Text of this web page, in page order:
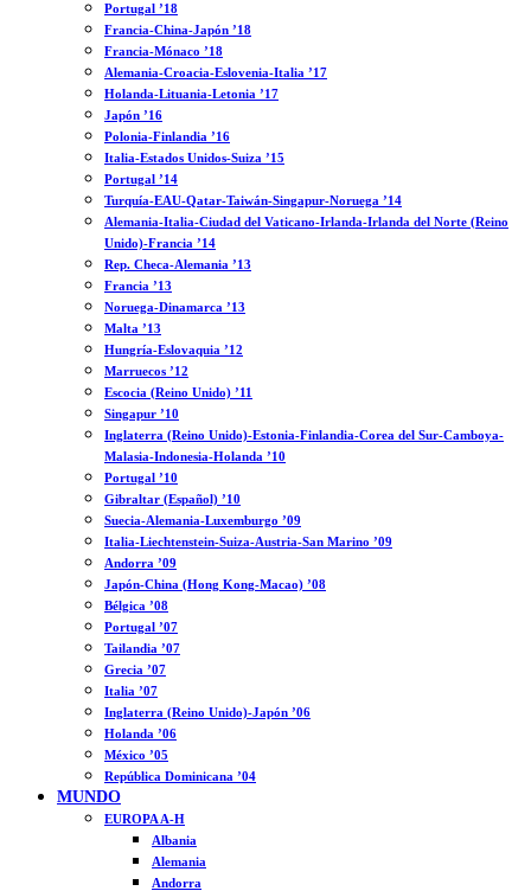
Portugal ’18
Francia-China-Japón ’18
Francia-Mónaco ’18
Alemania-Croacia-Eslovenia-Italia ’17
Holanda-Lituania-Letonia ’17
Japón ’16
Polonia-Finlandia ’16
Italia-Estados Unidos-Suiza ’15
Portugal ’14
Turquía-EAU-Qatar-Taiwán-Singapur-Noruega ’14
Alemania-Italia-Ciudad del Vaticano-Irlanda-Irlanda del Norte (Reino
Unido)-Francia ’14
Rep. Checa-Alemania ’13
Francia ’13
Noruega-Dinamarca ’13
Malta ’13
Hungría-Eslovaquia ’12
Marruecos ’12
Escocia (Reino Unido) ’11
Singapur ’10
Inglaterra (Reino Unido)-Estonia-Finlandia-Corea del Sur-Camboya-
Malasia-Indonesia-Holanda ’10
Portugal ’10
Gibraltar (Español) ’10
Suecia-Alemania-Luxemburgo ’09
Italia-Liechtenstein-Suiza-Austria-San Marino ’09
Andorra ’09
Japón-China (Hong Kong-Macao) ’08
Bélgica ’08
Portugal ’07
Tailandia ’07
Grecia ’07
Italia ’07
Inglaterra (Reino Unido)-Japón ’06
Holanda ’06
México ’05
República Dominicana ’04
MUNDO
EUROPA A-H
Albania
Alemania
Andorra